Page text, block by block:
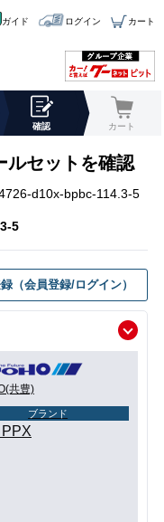
ガイド ログイン カート
確認 カート
ルセットを確認
d10x-bpbc-114.3-5
5
（会員登録/ログイン）
共豊)
ブランド